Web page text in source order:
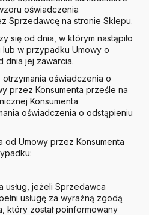
oświadczenia
Sprzedawcę na stronie Sklepu.
się od dnia, w którym nastąpiło
w przypadku Umowy o
dnia jej zawarcia.
oświadczenia o
przez Konsumenta prześle na
Konsumenta
oświadczenia o odstąpieniu
od Umowy przez Konsumenta
usług, jeżeli Sprzedawca
usługę za wyraźną zgodą
który został poinformowany